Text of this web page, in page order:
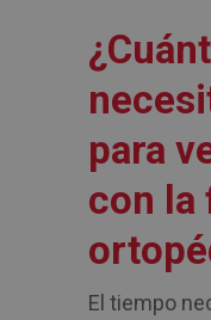
para
con la
El tiempo